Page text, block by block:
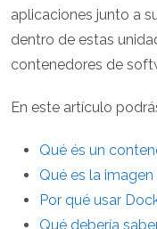
aplicaciones junto a
dentro de estas
contenedores de
En este artículo
Qué és un
Qué es la
Por qué usar
Qué debería